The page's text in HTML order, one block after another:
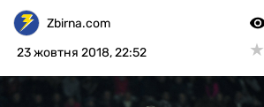
РІЗНЕZbirna.com
23 жовтня 2018, 22:52
★
★